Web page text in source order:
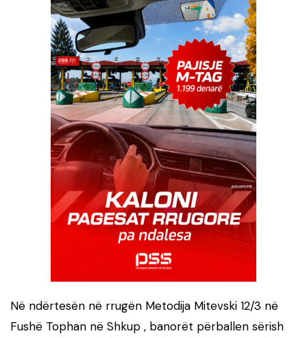
Në ndërtesën në rrugën Metodija Mitevski 12/3 në
Fushë Tophan në Shkup , banorët përballen sërish